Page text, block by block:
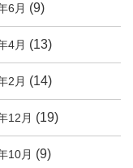
6月 (9)
4月 (13)
2月 (14)
12月 (19)
10月 (9)